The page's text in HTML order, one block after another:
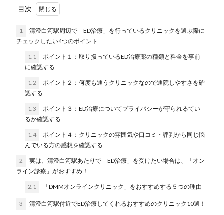
目次
1
清澄白河駅周辺で「ED治療」を行っているクリニックを選ぶ際に
チェックしたい4つのポイント
1.1
ポイント１：取り扱っているED治療薬の種類と料金を事前
に確認する
1.2
ポイント２：何度も通うクリニックなので通院しやすさを確
認する
1.3
ポイント３：ED治療についてプライバシーが守られるてい
るか確認する
1.4
ポイント４：クリニックの雰囲気や口コミ・評判から同じ悩
んでいる方の感想を確認する
2
実は、清澄白河駅あたりで「ED治療」を受けたい場合は、「オン
ライン診療」がおすすめ！
2.1 「DMMオンラインクリニック」をおすすめする５つの理由
3 清澄白河駅付近でED治療してくれるおすすめのクリニック10選！